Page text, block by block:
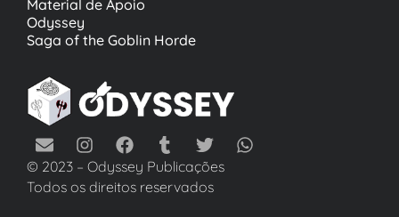
Material de Apoio
Odyssey
Saga of the Goblin Horde
© 2023 – Odyssey Publicações
Todos os direitos reservados